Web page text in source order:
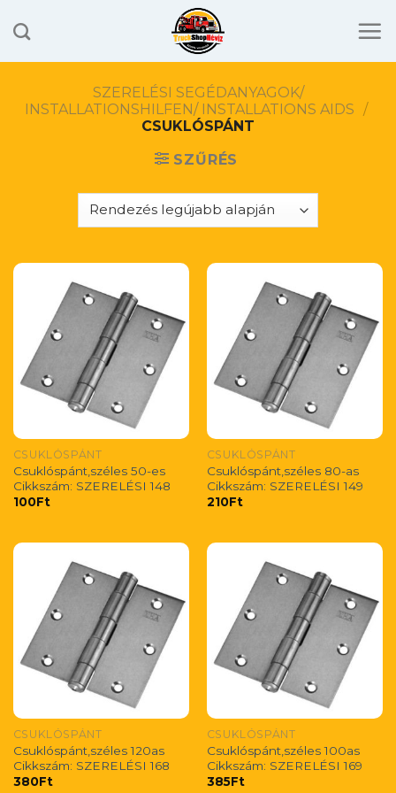
to
SZERELÉSI SEGÉDANYAGOK/
INSTALLATIONSHILFEN/ INSTALLATIONS AIDS /
CSUKLÓSPÁNT
SZŰRÉS
CSUKLÓSPÁNT
Csuklóspánt,széles 50-es
Cikkszám: SZERELÉSI 148
100Ft
CSUKLÓSPÁNT
Csuklóspánt,széles 80-as
Cikkszám: SZERELÉSI 149
210Ft
CSUKLÓSPÁNT
Csuklóspánt,széles 120as
Cikkszám: SZERELÉSI 168
380Ft
CSUKLÓSPÁNT
Csuklóspánt,széles 100as
Cikkszám: SZERELÉSI 169
385Ft